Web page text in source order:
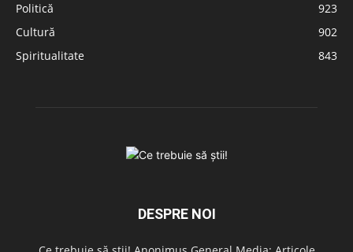
Politică
923
Cultură
902
Spiritualitate
843
DESPRE NOI